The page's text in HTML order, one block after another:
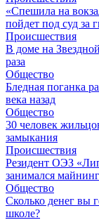
«Спешила на
пойдет под суд за
Происшествия
В доме на
раза
Общество
Бледная поганка
века назад
Общество
30 человек
замыкания
Происшествия
Резидент ОЭЗ
занимался
Общество
Сколько денег вы
школе?